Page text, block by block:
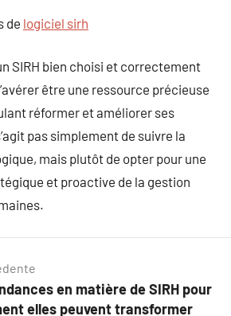
de logiciel sirh
SIRH bien choisi et correctement
être une ressource précieuse
réformer et améliorer ses
pas simplement de suivre la
mais plutôt de opter pour une
et proactive de la gestion
en matière de SIRH pour
elles peuvent transformer